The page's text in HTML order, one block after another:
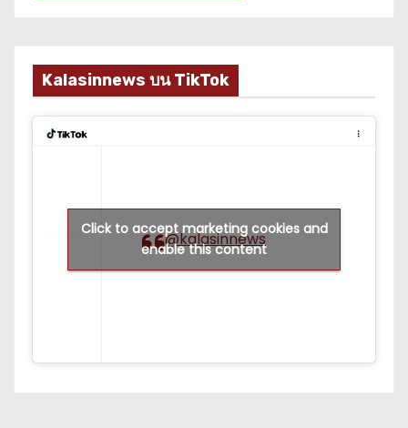
Kalasinnews บน TikTok
@kalasinnews
Click to accept marketing cookies and
enable this content